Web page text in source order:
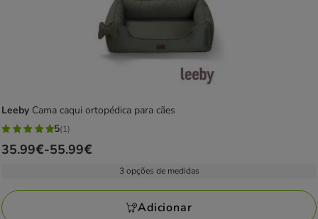
Leeby Cama caqui ortopédica para cães
5
estrelas
avaliações
5(1)
Preço
a
35.99€-55.99€
3 opções de medidas
Adicionar